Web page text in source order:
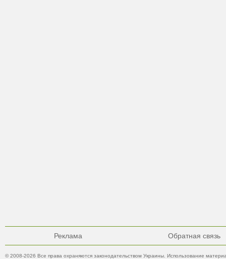
Реклама Обратная связь
© 2008-2026 Все права охраняются законодательством Украины. Использование